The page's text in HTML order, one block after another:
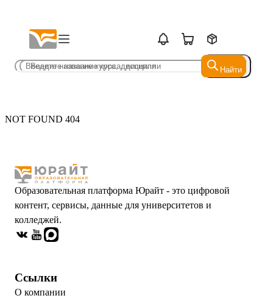
Найти
Найти
NOT FOUND 404
Образовательная платформа Юрайт - это цифровой
контент, сервисы, данные для университетов и
колледжей.
Ссылки
О компании